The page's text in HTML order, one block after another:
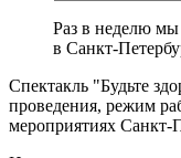
Раз в неделю мы
в Санкт-
Спектакль "Будьте
проведения, режим
мероприятиях Санкт-